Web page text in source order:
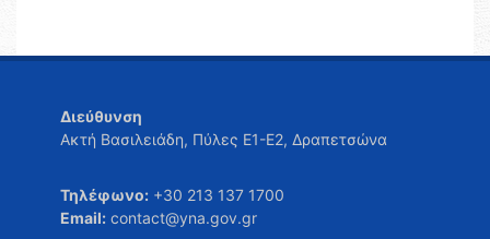
Διεύθυνση
Ακτή Βασιλειάδη, Πύλες Ε1-Ε2, Δραπετσώνα
Τηλέφωνο: +30 213 137 1700
Email: contact@yna.gov.gr